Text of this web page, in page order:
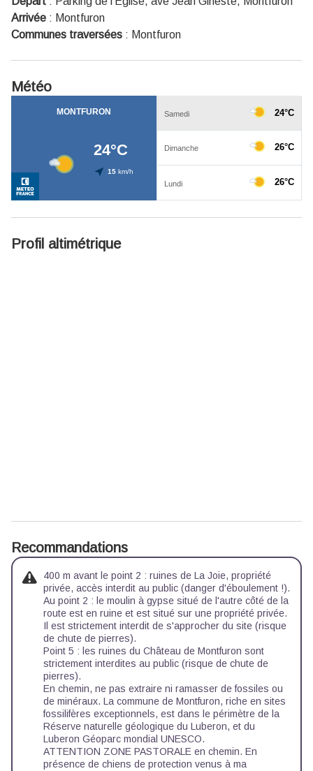
Arrivée : Montfuron
Communes traversées : Montfuron
Météo
Profil altimétrique
Recommandations
400 m avant le point 2 : ruines de La Joie, propriété
privée, accès interdit au public (danger d'éboulement !).
Au point 2 : le moulin à gypse situé de l'autre côté de la
route est en ruine et est situé sur une propriété privée.
Il est strictement interdit de s'approcher du site (risque
de chute de pierres).
Point 5 : les ruines du Château de Montfuron sont
strictement interdites au public (risque de chute de
pierres).
En chemin, ne pas extraire ni ramasser de fossiles ou
de minéraux. La commune de Montfuron, riche en sites
fossilifères exceptionnels, est dans le périmètre de la
Réserve naturelle géologique du Luberon, et du
Luberon Géoparc mondial UNESCO.
ATTENTION ZONE PASTORALE en chemin. En
présence de chiens de protection venus à ma